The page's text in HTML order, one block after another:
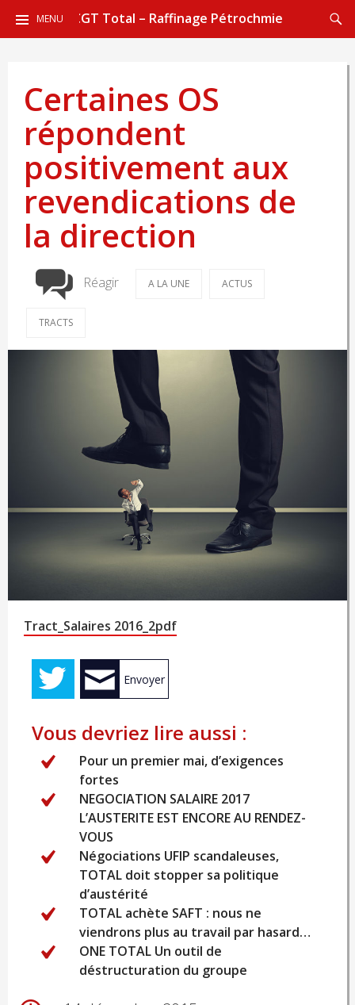
CGT Total – Raffinage Pétrochmie
MENU
AU
Certaines OS
répondent
positivement aux
revendications de
la direction
Réagir A LA UNE ACTUS
TRACTS
Tract_Salaires 2016_2pdf
Envoyer
Vous devriez lire aussi :
Pour un premier mai, d’exigences
fortes
NEGOCIATION SALAIRE 2017
L’AUSTERITE EST ENCORE AU RENDEZ-
VOUS
Négociations UFIP scandaleuses,
TOTAL doit stopper sa politique
d’austérité
TOTAL achète SAFT : nous ne
viendrons plus au travail par hasard…
ONE TOTAL Un outil de
déstructuration du groupe